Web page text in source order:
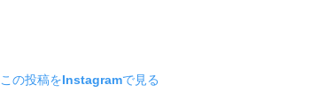
この投稿をInstagramで見る